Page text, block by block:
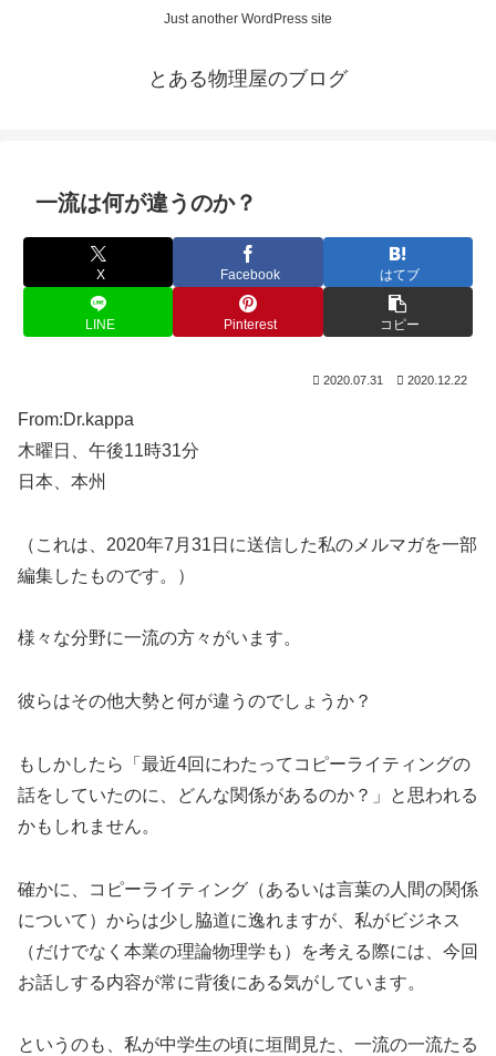
Just another WordPress site
とある物理屋のブログ
一流は何が違うのか？
X Facebook はてブ
LINE Pinterest コピー
2020.07.31 2020.12.22
From:Dr.kappa
木曜日、午後11時31分
日本、本州
（これは、2020年7月31日に送信した私のメルマガを一部
編集したものです。）
様々な分野に一流の方々がいます。
彼らはその他大勢と何が違うのでしょうか？
もしかしたら「最近4回にわたってコピーライティングの
話をしていたのに、どんな関係があるのか？」と思われる
かもしれません。
確かに、コピーライティング（あるいは言葉の人間の関係
について）からは少し脇道に逸れますが、私がビジネス
（だけでなく本業の理論物理学も）を考える際には、今回
お話しする内容が常に背後にある気がしています。
というのも、私が中学生の頃に垣間見た、一流の一流たる